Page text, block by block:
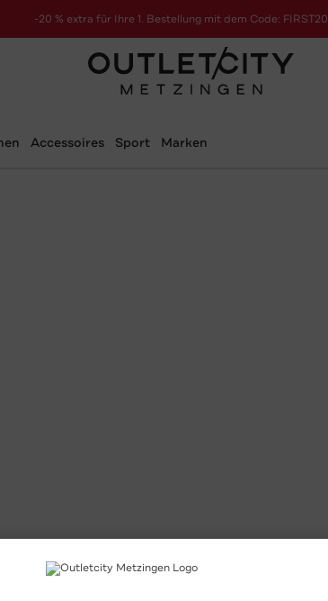
-20 % extra für Ihre 1. Bestellung mit dem Code: FIRST20
Accessoires Sport Marken